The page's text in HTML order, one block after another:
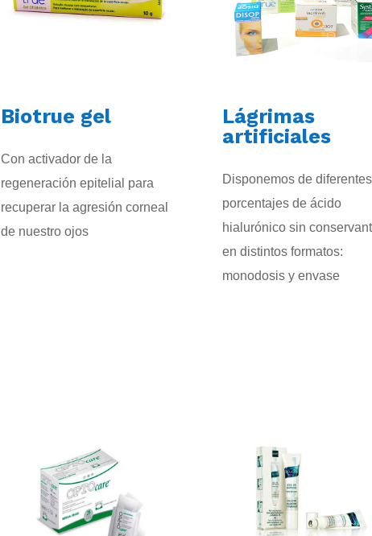
Biotrue gel
Con activador de la
regeneración epitelial para
recuperar la agresión corneal
de nuestro ojos
Lágrimas
artificiales
Disponemos de diferentes
porcentajes de ácido
hialurónico sin
en distintos formatos:
monodosis y envase